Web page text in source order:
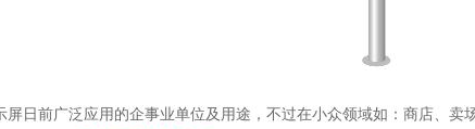
屏日前广泛应用的企事业单位及用途，不过在小众领域如：商店、卖